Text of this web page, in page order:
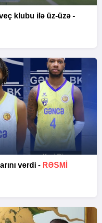
klubu ilə üz-üzə -
verdi - RƏSMİ